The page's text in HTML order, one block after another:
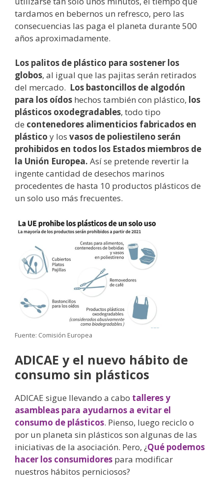
tardamos en bebernos un refresco, pero las
consecuencias las paga el planeta durante 500
años aproximadamente.
Los palitos de plástico para sostener los
globos, al igual que las pajitas serán retirados
del mercado. Los bastoncillos de algodón
para los oídos hechos también con plástico, los
plásticos oxodegradables, todo tipo
de contenedores alimenticios fabricados en
plástico y los vasos de poliestileno serán
prohibidos en todos los Estados miembros de
la Unión Europea. Así se pretende revertir la
ingente cantidad de desechos marinos
procedentes de hasta 10 productos plásticos de
un solo uso más frecuentes.
Fuente: Comisión Europea
ADICAE y el nuevo hábito de
consumo sin plásticos
ADICAE sigue llevando a cabo talleres y
asambleas para ayudarnos a evitar el
consumo de plásticos. Pienso, luego reciclo o
por un planeta sin plásticos son algunas de las
iniciativas de la asociación. Pero, ¿Qué podemos
hacer los consumidores para modificar
nuestros hábitos perniciosos?